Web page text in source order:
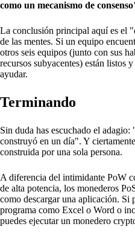
como un mecanismo de
La conclusión principal aquí es el
de las mentes. Si un equipo
otros seis equipos (junto con sus
recursos subyacentes) están listos
ayudar.
Terminando
Sin duda has escuchado el adagio:
construyó en un día". Y
construida por una sola persona.
A diferencia del intimidante PoW
de alta potencia, los monederos
como descargar una aplicación. Si
programa como Excel o Word o
puedes ejecutar un monedero